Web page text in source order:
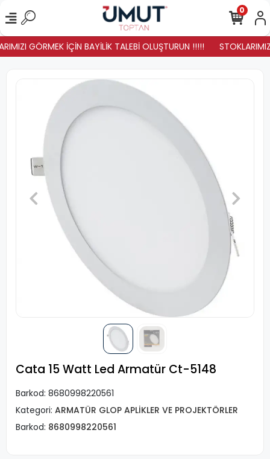
GÖRMEK İÇİN BAYİLİK TALEBİ OLUŞTURUN !!!!!
0
Cata 15 Watt Led Armatür Ct-5148
Barkod: 8680998220561
Kategori: ARMATÜR GLOP APLİKLER VE PROJEKTÖRLER
Barkod: 8680998220561